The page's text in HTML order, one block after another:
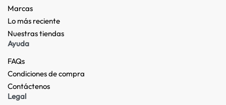
Marcas
Lo más reciente​
Nuestras tiendas​
Ayuda
FAQs
Condiciones de compra
Contáctenos
Legal